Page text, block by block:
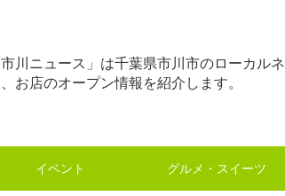
市川ニュース」は千葉県市川市のローカル
お店のオープン情報を紹介します。
イベント グルメ・スイーツ